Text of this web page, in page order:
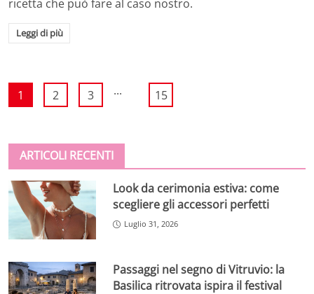
ricetta che può fare al caso nostro.
Leggi di più
1 2 3 ... 15
ARTICOLI RECENTI
Look da cerimonia estiva: come
scegliere gli accessori perfetti
Luglio 31, 2026
Passaggi nel segno di Vitruvio: la
Basilica ritrovata ispira il festival